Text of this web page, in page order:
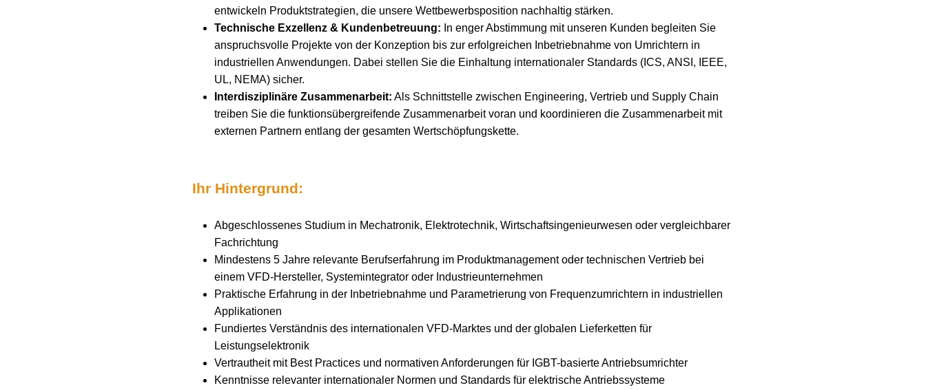
entwickeln Produktstrategien, die unsere Wettbewerbsposition nachhaltig stärken.
Technische Exzellenz & Kundenbetreuung: In enger Abstimmung mit unseren Kunden begleiten Sie
anspruchsvolle Projekte von der Konzeption bis zur erfolgreichen Inbetriebnahme von Umrichtern in
industriellen Anwendungen. Dabei stellen Sie die Einhaltung internationaler Standards (ICS, ANSI, IEEE,
UL, NEMA) sicher.
Interdisziplinäre Zusammenarbeit: Als Schnittstelle zwischen Engineering, Vertrieb und Supply Chain
treiben Sie die funktionsübergreifende Zusammenarbeit voran und koordinieren die Zusammenarbeit mit
externen Partnern entlang der gesamten Wertschöpfungskette.
Ihr Hintergrund:
Abgeschlossenes Studium in Mechatronik, Elektrotechnik, Wirtschaftsingenieurwesen oder vergleichbarer
Fachrichtung
Mindestens 5 Jahre relevante Berufserfahrung im Produktmanagement oder technischen Vertrieb bei
einem VFD-Hersteller, Systemintegrator oder Industrieunternehmen
Praktische Erfahrung in der Inbetriebnahme und Parametrierung von Frequenzumrichtern in industriellen
Applikationen
Fundiertes Verständnis des internationalen VFD-Marktes und der globalen Lieferketten für
Leistungselektronik
Vertrautheit mit Best Practices und normativen Anforderungen für IGBT-basierte Antriebsumrichter
Kenntnisse relevanter internationaler Normen und Standards für elektrische Antriebssysteme